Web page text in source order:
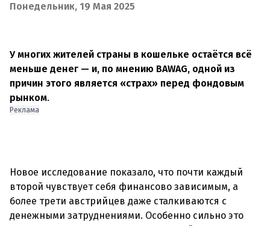
Понедельник, 19 Мая 2025
У многих жителей страны в кошельке остаётся всё
меньше денег — и, по мнению BAWAG, одной из
причин этого является «страх» перед фондовым
рынком.
Реклама
Новое исследование показало, что почти каждый
второй чувствует себя финансово зависимым, а
более трети австрийцев даже сталкиваются с
денежными затруднениями. Особенно сильно это